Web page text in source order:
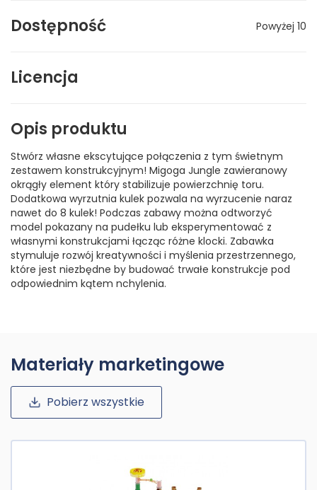
Dostępność Powyżej 10
Licencja
Opis produktu
Stwórz własne ekscytujące połączenia z tym świetnym
zestawem konstrukcyjnym! Migoga Jungle zawieranowy
okrągły element który stabilizuje powierzchnię toru.
Dodatkowa wyrzutnia kulek pozwala na wyrzucenie naraz
nawet do 8 kulek! Podczas zabawy można odtworzyć
model pokazany na pudełku lub eksperymentować z
własnymi konstrukcjami łącząc różne klocki. Zabawka
stymuluje rozwój kreatywności i myślenia przestrzennego,
które jest niezbędne by budować trwałe konstrukcje pod
odpowiednim kątem nchylenia.
Materiały marketingowe
Pobierz wszystkie